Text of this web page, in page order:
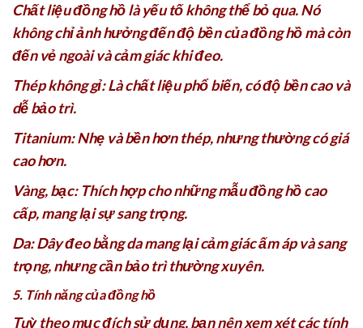
Chất liệu đồng hồ là yếu tố không thể bỏ qua. Nó
không chỉ ảnh hưởng đến độ bền của đồng hồ mà còn
đến vẻ ngoài và cảm giác khi đeo.
Thép không gỉ: Là chất liệu phổ biến, có độ bền cao và
dễ bảo trì.
Titanium: Nhẹ và bền hơn thép, nhưng thường có giá
cao hơn.
Vàng, bạc: Thích hợp cho những mẫu đồng hồ cao
cấp, mang lại sự sang trọng.
Da: Dây đeo bằng da mang lại cảm giác ấm áp và sang
trọng, nhưng cần bảo trì thường xuyên.
5. Tính năng của đồng hồ
Tuỳ theo mục đích sử dụng, bạn nên xem xét các tính